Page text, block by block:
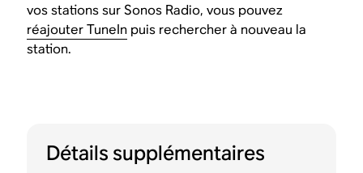
vos stations sur Sonos Radio, vous pouvez
réajouter TuneIn puis rechercher à nouveau la
station.
Détails supplémentaires